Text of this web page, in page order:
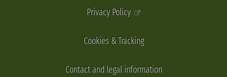
Privacy Policy
Cookies & Tracking
Contact and legal information